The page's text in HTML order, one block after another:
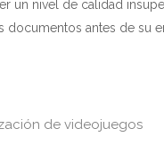
un nivel de calidad
documentos antes de su
de videojuegos